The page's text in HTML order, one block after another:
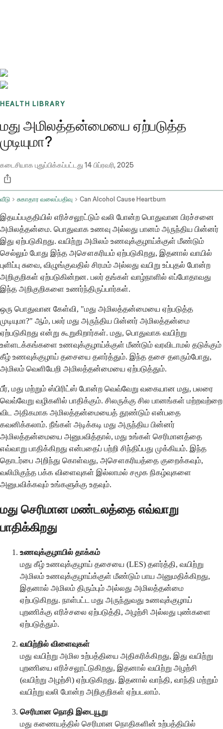
HEALTH LIBRARY
மது அமிலத்தன்மையை ஏற்படுத்த
முடியுமா?
கடைசியாக புதுப்பிக்கப்பட்டது 14 பிப்ரவரி, 2025
வீடு சுகாதார வலைப்பதிவு Can Alcohol Cause Heartburn
இதயப்பகுதியில் எரிச்சலூட்டும் வலி போன்ற பொதுவான பிரச்சனை
அமிலத்தன்மை. பொதுவாக உணவு அல்லது பானம் அருந்திய பின்னர்
இது ஏற்படுகிறது. வயிற்று அமிலம் உணவுக்குழாய்க்குள் மீண்டும்
செல்லும் போது இந்த அசௌகரியம் ஏற்படுகிறது, இதனால் வாயில்
புளிப்பு சுவை, விழுங்குவதில் சிரமம் அல்லது வயிறு உப்புதல் போன்ற
அறிகுறிகள் ஏற்படுகின்றன. பலர் தங்கள் வாழ்நாளில் எப்போதாவது
இந்த அறிகுறிகளை உணர்ந்திருப்பார்கள்.
ஒரு பொதுவான கேள்வி, "மது அமிலத்தன்மையை ஏற்படுத்த
முடியுமா?" ஆம், பலர் மது அருந்திய பின்னர் அமிலத்தன்மை
ஏற்படுகிறது என்று கூறுகிறார்கள். மது, பொதுவாக வயிற்று
உள்ளடக்கங்களை உணவுக்குழாய்க்குள் மீண்டும் வரவிடாமல் தடுக்கும்
கீழ் உணவுக்குழாய் தசையை தளர்த்தும். இந்த தசை தளரும்போது,
அமிலம் வெளியேறி அமிலத்தன்மையை ஏற்படுத்தும்.
பீர், மது மற்றும் ஸ்பிரிட்ஸ் போன்ற வெவ்வேறு வகையான மது, பலரை
வெவ்வேறு வழிகளில் பாதிக்கும். சிலருக்கு சில பானங்கள் மற்றவற்றை
விட அதிகமாக அமிலத்தன்மையைத் தூண்டும் என்பதை
கவனிக்கலாம். நீங்கள் அடிக்கடி மது அருந்திய பின்னர்
அமிலத்தன்மையை அனுபவித்தால், மது உங்கள் செரிமானத்தை
எவ்வாறு பாதிக்கிறது என்பதைப் பற்றி சிந்திப்பது முக்கியம். இந்த
தொடர்பை அறிந்து கொள்வது, அசௌகரியத்தை குறைக்கவும்,
வலிமிகுந்த பக்க விளைவுகள் இல்லாமல் சமூக நிகழ்வுகளை
அனுபவிக்கவும் உங்களுக்கு உதவும்.
மது செரிமான மண்டலத்தை எவ்வாறு
பாதிக்கிறது
உணவுக்குழாயில் தாக்கம்
மது கீழ் உணவுக்குழாய் தசையை (LES) தளர்த்தி, வயிற்று
அமிலம் உணவுக்குழாய்க்குள் மீண்டும் பாய அனுமதிக்கிறது,
இதனால் அமிலம் திரும்பும் அல்லது அமிலத்தன்மை
ஏற்படுகிறது. நாள்பட்ட மது அருந்துவது உணவுக்குழாய்
புறணிக்கு எரிச்சலை ஏற்படுத்தி, அழற்சி அல்லது புண்களை
ஏற்படுத்தும்.
வயிற்றில் விளைவுகள்
மது வயிற்று அமில உற்பத்தியை அதிகரிக்கிறது, இது வயிற்று
புறணியை எரிச்சலூட்டுகிறது, இதனால் வயிற்று அழற்சி
(வயிற்று அழற்சி) ஏற்படுகிறது. இதனால் வாந்தி, வாந்தி மற்றும்
வயிற்று வலி போன்ற அறிகுறிகள் ஏற்படலாம்.
செரிமான நொதி இடையூறு
மது கணையத்தில் செரிமான நொதிகளின் உற்பத்தியில்